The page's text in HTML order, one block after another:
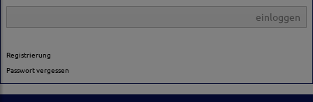
einloggen
Registrierung
Passwort vergessen